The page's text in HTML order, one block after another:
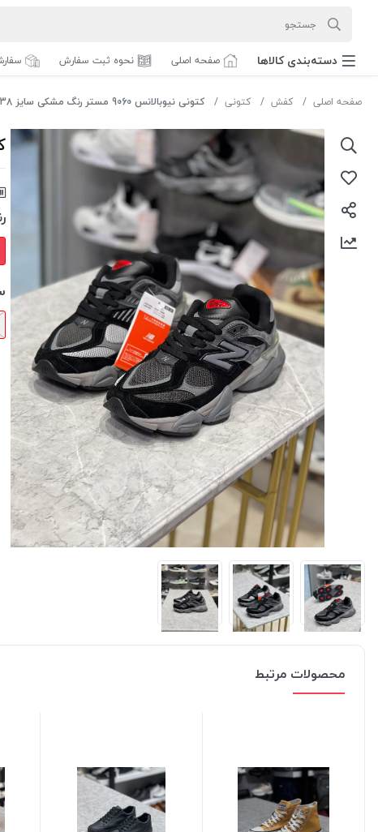
دسته‌بندی‌ کالاها صفحه اصلی نحوه ثبت سفارش
صفحه اصلی کفش کتونی کتونی نیوبالانس 9060 مستر رنگ مشکی سایز 38
محصولات مرتبط